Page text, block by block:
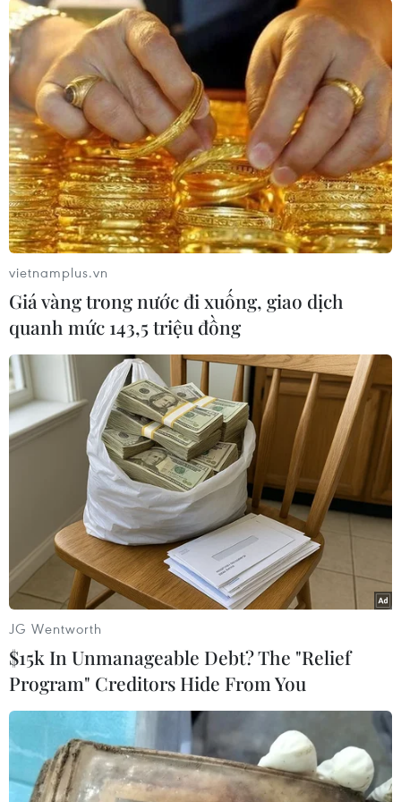
hiệu lực ở 7 tỉnh gồm Ibaraki, Tochigi, Gunma,
Shizuoka, Kyoto, Hyogo và Fukuoka, nâng tổng
số tỉnh, thành nằm trong phạm vi áp dụng này
lên 13, trong đó có thủ đô Tokyo. Cùng ngày,
chính quyền 10 tỉnh khác, gồm Miyagi, Toyama,
Yamanashi, Gifu, Mie, Okayama, Hiroshima,
Kagawa, Ehime và Kagoshima, cũng bắt đầu
triển khai các biện pháp phòng dịch trọng điểm.
Các biện pháp này sẽ có hiệu lực tới ngày 12/9./.
(TTXVN/Vietnam+)
#Nhật Bản #COVID-19
#Tình trạng khẩn cấp
#tiêm vacccine
#luật tiêm chủng Nhật Bản
vietnamplus.vn
Giá vàng trong nước đi xuống, giao dịch
quanh mức 143,5 triệu đồng
JG Wentworth
$15k In Unmanageable Debt? The "Relief
Program" Creditors Hide From You